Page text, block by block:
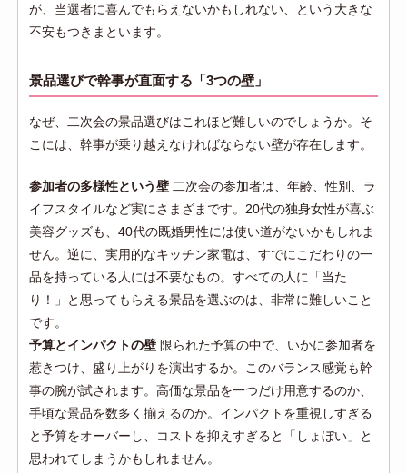
が、当選者に喜んでもらえないかもしれない、という大きな
不安もつきまといます。
景品選びで幹事が直面する「3つの壁」
なぜ、二次会の景品選びはこれほど難しいのでしょうか。そ
こには、幹事が乗り越えなければならない壁が存在します。
参加者の多様性という壁 二次会の参加者は、年齢、性別、ラ
イフスタイルなど実にさまざまです。20代の独身女性が喜ぶ
美容グッズも、40代の既婚男性には使い道がないかもしれま
せん。逆に、実用的なキッチン家電は、すでにこだわりの一
品を持っている人には不要なもの。すべての人に「当た
り！」と思ってもらえる景品を選ぶのは、非常に難しいこと
です。
予算とインパクトの壁 限られた予算の中で、いかに参加者を
惹きつけ、盛り上がりを演出するか。このバランス感覚も幹
事の腕が試されます。高価な景品を一つだけ用意するのか、
手頃な景品を数多く揃えるのか。インパクトを重視しすぎる
と予算をオーバーし、コストを抑えすぎると「しょぼい」と
思われてしまうかもしれません。